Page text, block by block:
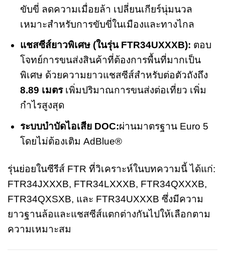
ขับขี่ ลดความเมื่อยล้า เปลี่ยนเกียร์นุ่มนวล
เหมาะสำหรับการขับขี่ในเมืองและทางไกล
แชสซีส์ยาวพิเศษ (ในรุ่น FTR34UXXXB): ตอบ
โจทย์การขนส่งสินค้าที่ต้องการพื้นที่มากเป็น
พิเศษ ด้วยความยาวแชสซีส์สำหรับต่อตัวถังถึง
8.89 เมตรเพิ่มปริมาณการขนส่งต่อเที่ยว เพิ่ม
กำไรสูงสุด
ระบบบำบัดไอเสีย DOC:ผ่านมาตรฐาน Euro 5
โดยไม่ต้องเติม AdBlue®
รุ่นย่อยในซีรีส์ FTR ที่วิเคราะห์ในบทความนี้ ได้แก่:
FTR34JXXXB, FTR34LXXXB, FTR34QXXXB,
FTR34QXSXB, และ FTR34UXXXB ซึ่งมีความ
ยาวฐานล้อและแชสซีส์แตกต่างกันไปให้เลือกตาม
ความเหมาะสม